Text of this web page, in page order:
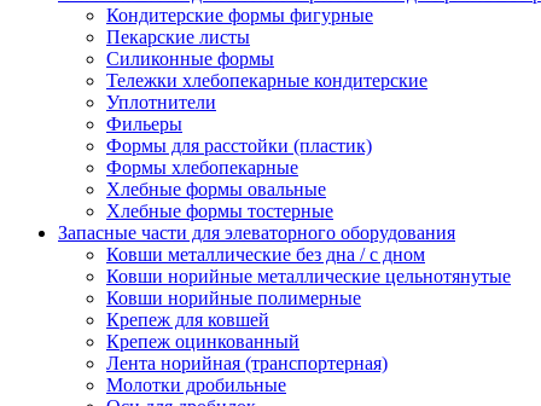
Кондитерские формы фигурные
Пекарские листы
Силиконные формы
Тележки хлебопекарные кондитерские
Уплотнители
Фильеры
Формы для расстойки (пластик)
Формы хлебопекарные
Хлебные формы овальные
Хлебные формы тостерные
Запасные части для элеваторного оборудования
Ковши металлические без дна / с дном
Ковши норийные металлические цельнотянутые
Ковши норийные полимерные
Крепеж для ковшей
Крепеж оцинкованный
Лента норийная (транспортерная)
Молотки дробильные